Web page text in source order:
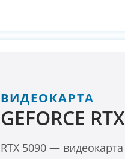
ВИДЕОКАРТА
GEFORCE
RTX 5090 —